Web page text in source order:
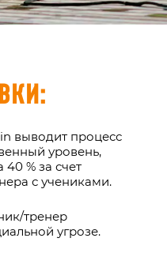
выводит процесс
уровень,
40 % за счет
с учениками.
тренер
угрозе.